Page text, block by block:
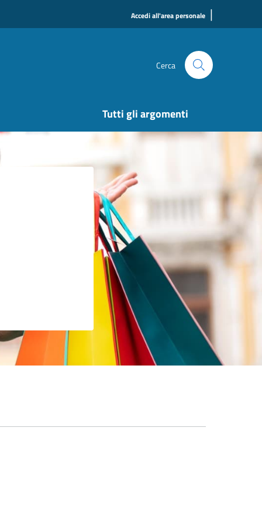
Accedi all'area personale |
Cerca
Tutti gli argomenti